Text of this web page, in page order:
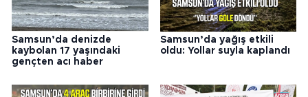
Samsun’da denizde
kaybolan 17 yaşındaki
gençten acı haber
Samsun’da yağış etkili
oldu: Yollar suyla kaplandı